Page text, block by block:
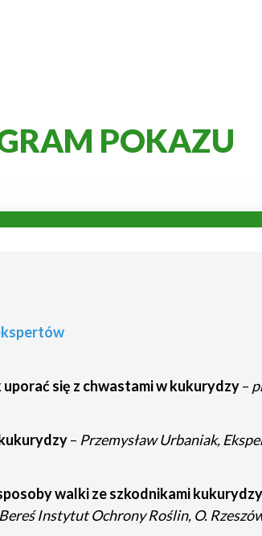
POKAZU
się z chwastami w kukurydzy–
– Przemysław Urbaniak,
walki ze szkodnikami
Instytut Ochrony Roślin, O.